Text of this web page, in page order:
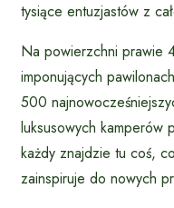
tysiące entuzjastów z
Na powierzchni prawie
imponujących
500
luksusowych
każdy znajdzie tu coś,
zainspiruje do nowych